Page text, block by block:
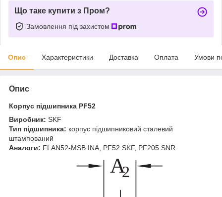
Що таке купити з Пром?
Замовлення під захистом
Опис Характеристики Доставка Оплата Умови
Опис
Корпус підшипника PF52
Виробник: SKF
Тип підшипника: корпус підшипниковий сталевий
штампований
Аналоги: FLAN52-MSB INA, PF52 SKF, PF205 SNR